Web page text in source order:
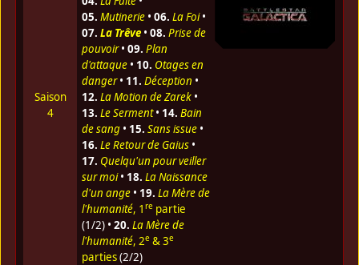
Saison
4
05. Mutinerie• 06. La Foi•
07. La Trêve• 08. Prise de
pouvoir• 09. Plan
d'attaque• 10. Otages en
danger• 11. Déception •
12. La Motion de Zarek•
13. Le Serment• 14. Bain
de sang• 15. Sans issue•
16. Le Retour de Gaius•
17. Quelqu'un pour veiller
sur moi• 18. La Naissance
d'un ange• 19. La Mère de
l'humanité, 1 repartie
(1/2) • 20. La Mère de
l'humanité, 2e& 3e
parties(2/2)